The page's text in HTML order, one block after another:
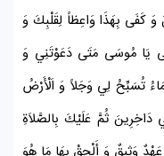
وَ كَفَى بِهَذَا وَاعِظاً لِقَلْبِكَ وَ
يَامُوسَى مَتَى دَعَوْتَنِي وَ
تُسَبِّحُ لِي وَجَلاً وَ اَلْأَرْضُ
ثُمَّ عَلَيْكَ بِالصَّلاَةِ